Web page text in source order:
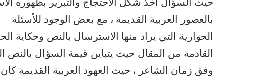
بالعصور العربية القديمة ، مع بعض الوجود للأسئلة
الحوارية التي يراد منها الاسترسال بالنص وحكاية
القادمة من المقال حيث يتباين قيمة السؤال بالنص
وفق زمان الشاعر ، حيث العهود العربية القديمة